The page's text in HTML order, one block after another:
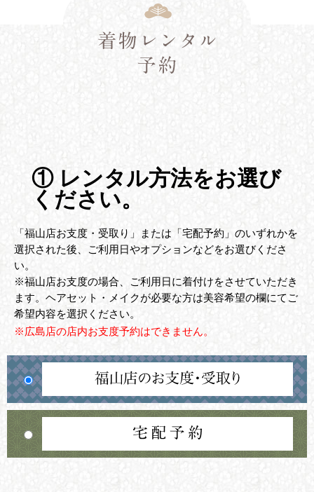
① レンタル方法をお選び
ください。
「福山店お支度・受取り」または「宅配予約」のいずれかを
選択された後、ご利用日やオプションなどをお選びくださ
い。
※福山店お支度の場合、ご利用日に着付けをさせていただき
ます。ヘアセット・メイクが必要な方は美容希望の欄にてご
希望内容を選択ください。
※広島店の店内お支度予約はできません。